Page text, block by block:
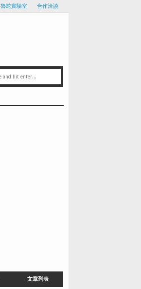
魯蛇實驗室 合作洽談
文章列表